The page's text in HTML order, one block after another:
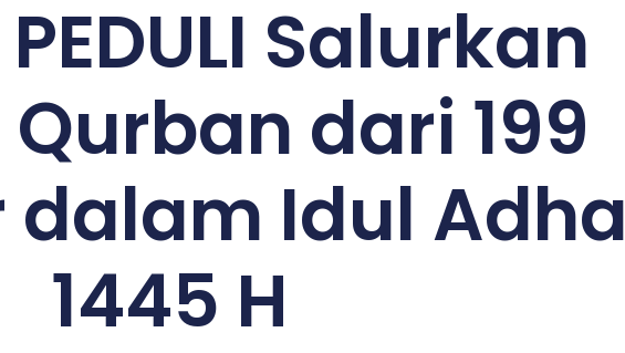
Salurkan
dari 199
dalam Idul Adha
1445 H